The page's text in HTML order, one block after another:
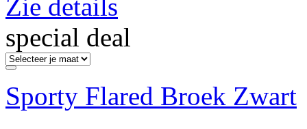
Zie details
special deal
Sporty Flared Broek Zwart